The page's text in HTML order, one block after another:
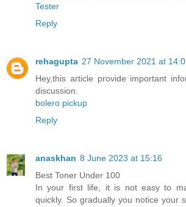
Tester
Reply
rehagupta 27 November 2021 at
Hey,this article provide important
discussion.
bolero pickup
Reply
anaskhan 8 June 2023 at 15:16
Best Toner Under 100
In your first life, it is not easy to
quickly. So gradually you notice your